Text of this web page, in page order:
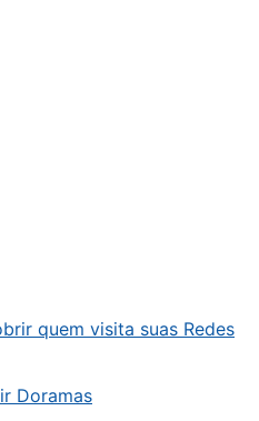
quem visita suas Redes
Doramas